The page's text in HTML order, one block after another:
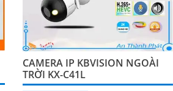
CAMERA IP KBVISION NGOÀI
TRỜI KX-C41L